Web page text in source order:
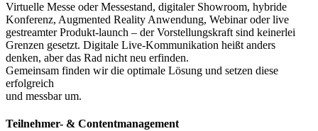
Virtuelle Messe oder Messestand, digitaler Showroom, hybride
Konferenz, Augmented Reality Anwendung, Webinar oder live
gestreamter Produkt-launch – der Vorstellungskraft sind keinerlei
Grenzen gesetzt. Digitale Live-Kommunikation heißt anders
denken, aber das Rad nicht neu erfinden.
Gemeinsam finden wir die optimale Lösung und setzen diese
erfolgreich
und messbar um.
Teilnehmer- & Contentmanagement